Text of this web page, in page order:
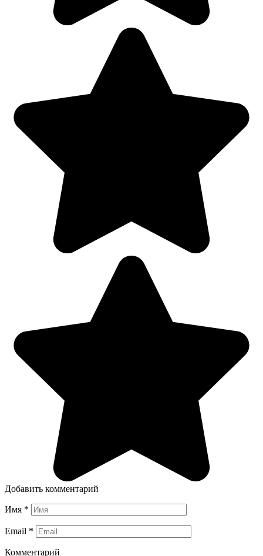
Добавить комментарий
Имя *
Email *
Комментарий